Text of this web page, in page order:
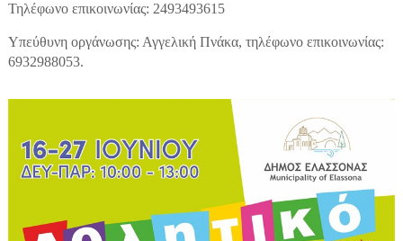
Τηλέφωνο επικοινωνίας: 2493493615
Υπεύθυνη οργάνωσης: Αγγελική Πνάκα, τηλέφωνο επικοινωνίας:
6932988053.